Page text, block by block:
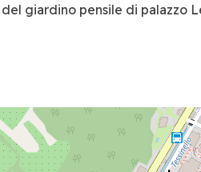
giardino pensile di palazzo